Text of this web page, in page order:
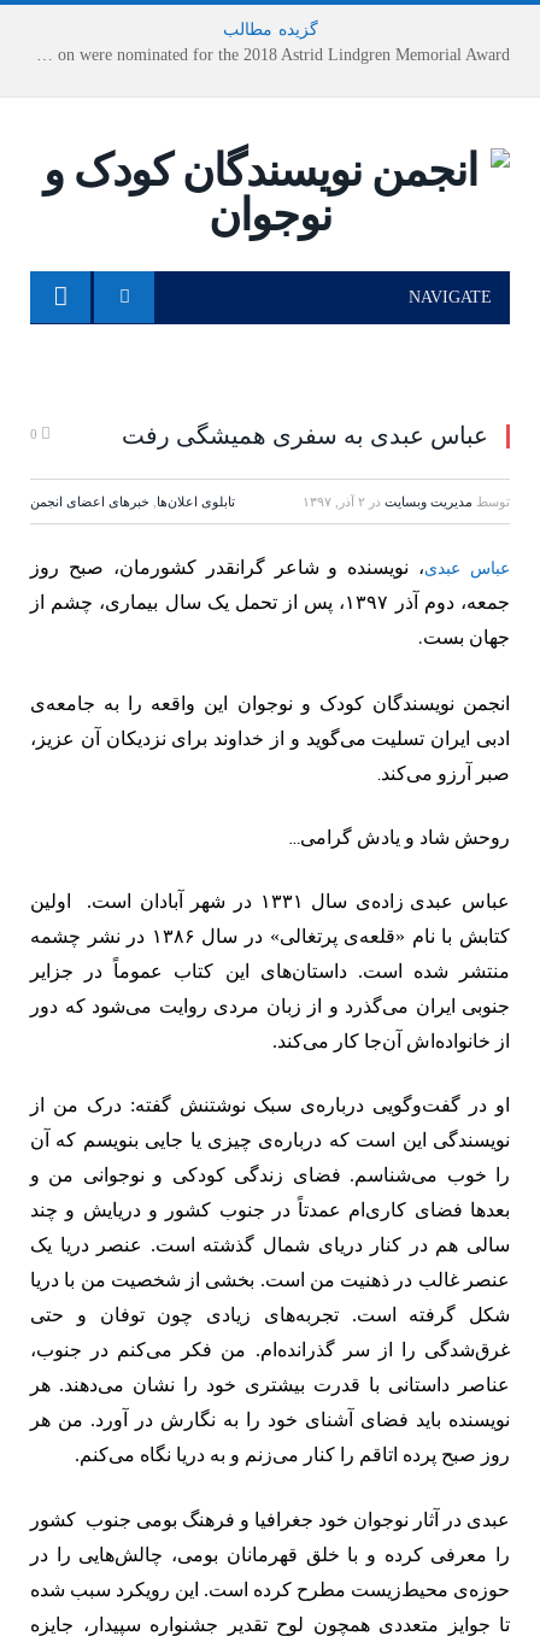
گزیده مطالب
NAVIGATE
عباس عبدی به سفری همیشگی رفت
توسط مدیریت وبسایت در ۲ آذر, ۱۳۹۷ تابلوی اعلان‌ها خبرهای اعضای انجمن
عباس عبدی، نویسنده و شاعر
گرانقدر کشورمان، صبح روز
جمعه، دوم آذر ۱۳۹۷، پس از تحمل یک سال بیماری، چشم از
جهان بست.
انجمن نویسندگان کودک و نوجوان این واقعه را به جامعه‌ی
ادبی ایران تسلیت می‌گوید و از خداوند برای نزدیکان آن عزیز،
صبر آرزو می‌کند.
روحش شاد و یادش گرامی…
عباس عبدی زاده‌ی سال ۱۳۳۱ در شهر آبادان است.
اولین
کتابش با نام «قلعه‌ی پرتغالی» در سال ۱۳۸۶ در نشر چشمه
منتشر شده ‌است. داستان‌های این کتاب عموماً در جزایر
جنوبی ایران می‌گذرد و از زبان مردی روایت می‌شود که دور
از خانواده‌اش آن‌جا کار می‌کند.
او در گفت‌وگویی درباره‌ی سبک نوشتنش گفته: درک من از
نویسندگی این است که درباره‌‌ی چیزی یا جایی بنویسم که آن
را خوب می‌شناسم. فضای زندگی کودکی و نوجوانی من و
بعدها فضای کاری‌ام عمدتاً در جنوب کشور و دریایش و چند
سالی هم در کنار دریای شمال گذشته است. عنصر دریا یک
عنصر غالب در ذهنیت من است. بخشی از شخصیت من با دریا
شکل گرفته‌ است. تجربه‌های زیادی چون توفان و حتی
غرق‌شدگی را از سر گذرانده‌ام. من فکر می‌کنم در جنوب،
عناصر داستانی با قدرت بیشتری خود را نشان می‌دهند. هر
نویسنده باید فضای آشنای خود را به نگارش در آورد. من هر
روز صبح پرده‌ اتاقم را کنار می‌زنم و به دریا نگاه می‌کنم.
عبدی در آثار نوجوان خود جغرافیا و فرهنگ بومی جنوب کشور
را معرفی کرده و با خلق قهرمانان بومی، چالش‌هایی را در
حوزه‌‌ی محیط‌زیست مطرح کرده است. این رویکرد سبب شده
تا جوایز متعددی همچون لوح تقدیر جشنواره سپیدار، جایزه